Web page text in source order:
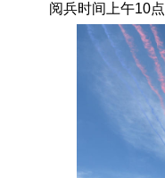
阅兵时间上午10点